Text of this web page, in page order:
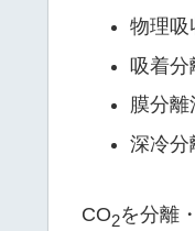
物理吸
吸着分
膜分離
深冷分
CO2を分離